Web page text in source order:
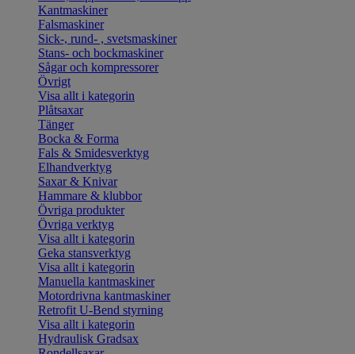
Kantmaskiner
Falsmaskiner
Sick-, rund- , svetsmaskiner
Stans- och bockmaskiner
Sågar och kompressorer
Övrigt
Visa allt i kategorin
Plåtsaxar
Tänger
Bocka & Forma
Fals & Smidesverktyg
Elhandverktyg
Saxar & Knivar
Hammare & klubbor
Övriga produkter
Övriga verktyg
Visa allt i kategorin
Geka stansverktyg
Visa allt i kategorin
Manuella kantmaskiner
Motordrivna kantmaskiner
Retrofit U-Bend styrning
Visa allt i kategorin
Hydraulisk Gradsax